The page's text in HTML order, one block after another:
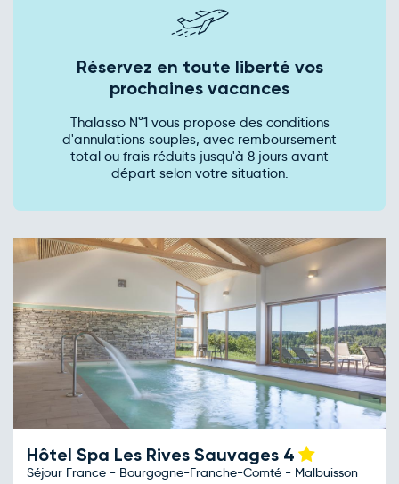
Réservez en toute liberté vos
prochaines vacances
Thalasso N°1 vous propose des conditions
d'annulations souples, avec remboursement
total ou frais réduits jusqu'à 8 jours avant
départ selon votre situation.
Hôtel Spa Les Rives Sauvages 4
Séjour France - Bourgogne-Franche-Comté - Malbuisson